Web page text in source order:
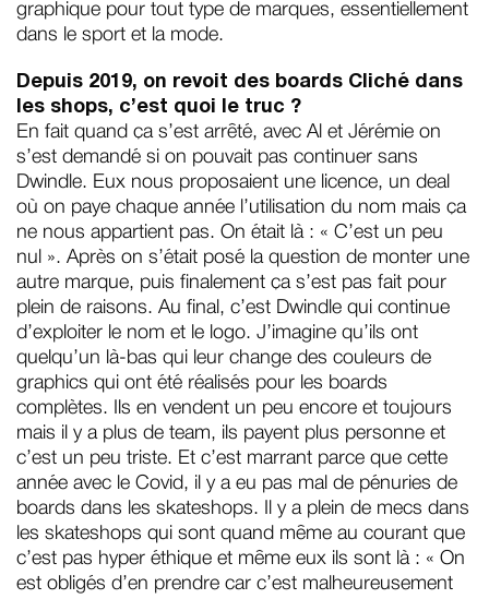
graphique pour tout type de marques, essentiellement
dans le sport et la mode.
Depuis 2019, on revoit des boards Cliché dans
les shops, c’est quoi le truc ?
En fait quand ça s’est arrêté, avec Al et Jérémie on
s’est demandé si on pouvait pas continuer sans
Dwindle. Eux nous proposaient une licence, un deal
où on paye chaque année l’utilisation du nom mais ça
ne nous appartient pas. On était là : « C’est un peu
nul ». Après on s’était posé la question de monter une
autre marque, puis finalement ça s’est pas fait pour
plein de raisons. Au final, c’est Dwindle qui continue
d’exploiter le nom et le logo. J’imagine qu’ils ont
quelqu’un là-bas qui leur change des couleurs de
graphics qui ont été réalisés pour les boards
complètes. Ils en vendent un peu encore et toujours
mais il y a plus de team, ils payent plus personne et
c’est un peu triste. Et c’est marrant parce que cette
année avec le Covid, il y a eu pas mal de pénuries de
boards dans les skateshops. Il y a plein de mecs dans
les skateshops qui sont quand même au courant que
c’est pas hyper éthique et même eux ils sont là : « On
est obligés d’en prendre car c’est malheureusement